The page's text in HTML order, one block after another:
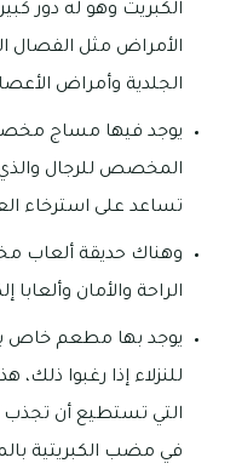
الكبريت وهو له دور
الأمراض مثل
الجلدية وأمراض
يوجد فيها مساج
المخصص للرجال
تساعد على استرخاء
وهناك حديقة ألعاب
الراحة والأمان وألعابا
يوجد بها مطعم خاص
للنزلاء إذا رغبوا
التي تستطيع أن تجذب
في مضب الكبريتية